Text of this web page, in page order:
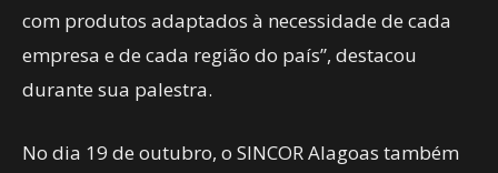
com produtos adaptados à necessidade de cada
empresa e de cada região do país”, destacou
durante sua palestra.
No dia 19 de outubro, o SINCOR Alagoas também